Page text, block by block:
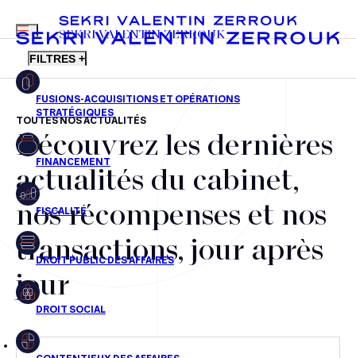
FR EN
MENU
SEKRI VALENTIN ZERROUK
FILTRES +
Fusions-acquisitions et opérations stratégiques
Financement
Fiscalité
Droit public des affaires
Droit social
Droit immobilier
TOUTES NOS ACTUALITÉS
Découvrez les dernières
actualités du cabinet,
nos récompenses et nos
transactions, jour après
jour